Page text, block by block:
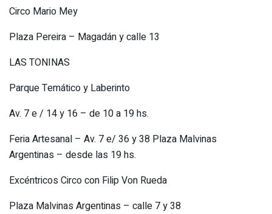
Circo Mario Mey
Plaza Pereira – Magadán y calle 13
LAS TONINAS
Parque Temático y Laberinto
Av. 7 e / 14 y 16 – de 10 a 19 hs.
Feria Artesanal – Av. 7 e/ 36 y 38 Plaza Malvinas
Argentinas – desde las 19 hs.
Excéntricos Circo con Filip Von Rueda
Plaza Malvinas Argentinas – calle 7 y 38